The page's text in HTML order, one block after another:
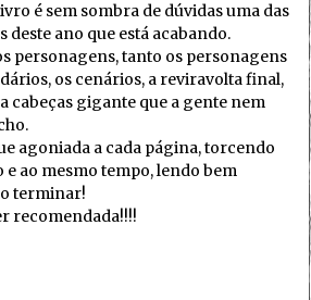
é sem sombra de dúvidas uma das
deste ano que está acabando.
personagens, tanto os personagens
os cenários, a reviravolta final,
cabeças gigante que a gente nem
agoniada a cada página, torcendo
e ao mesmo tempo, lendo bem
terminar!
recomendada!!!!